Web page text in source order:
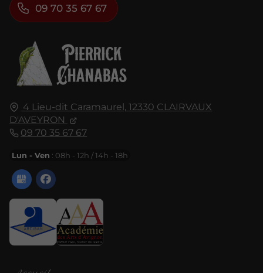
4 Lieu-dit Caramaurel, 12330 CLAIRVAUX
D'AVEYRON
09 70 35 67 67
Lun - Ven : 08h - 12h / 14h - 18h
09 70 35 67 67